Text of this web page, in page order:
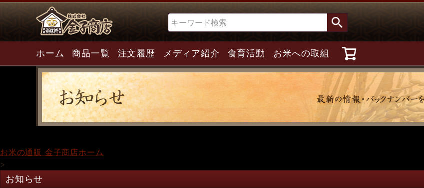
検索
ホーム 商品一覧 注文履歴 メディア紹介 食育活動 お米への取組
お米の通販 金子商店ホーム
>
お知らせ